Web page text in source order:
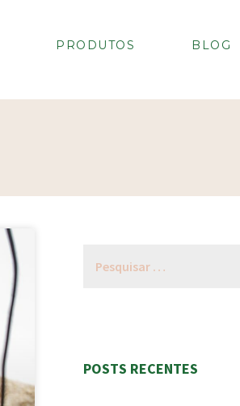
PRODUTOS BLOG
POSTS RECENTES